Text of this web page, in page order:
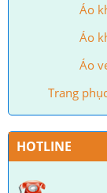
Áo
Áo
Áo
Trang
HOTLINE